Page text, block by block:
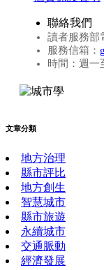
聯絡我們
讀者服務部
服務信箱：
時間：週一
文章分類
地方治理
縣市評比
地方創生
智慧城市
縣市旅遊
永續城市
交通脈動
經濟發展